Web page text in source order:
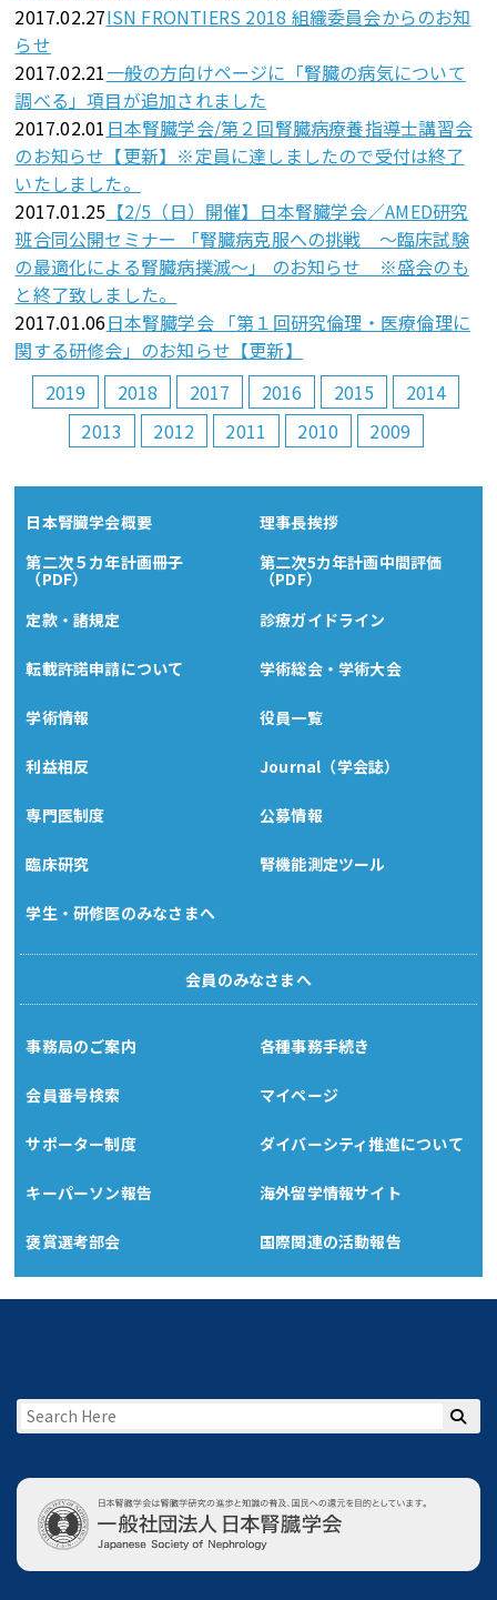
日本腎臓学会概要
理事長挨拶
第二次５カ年計画冊子
（PDF）
第二次5カ年計画中間評価
（PDF）
定款・諸規定
診療ガイドライン
転載許諾申請について 学術総会・学術大会
学術情報 役員一覧
利益相反 Journal（学会誌）
専門医制度 公募情報
臨床研究 腎機能測定ツール
学生・研修医のみなさまへ
会員のみなさまへ
事務局のご案内 各種事務手続き
会員番号検索 マイページ
サポーター制度 ダイバーシティ推進について
キーパーソン報告 海外留学情報サイト
褒賞選考部会 国際関連の活動報告
2017.02.27ISN FRONTIERS 2018 組織委員会からのお知
らせ
2017.02.21一般の方向けページに「腎臓の病気について
調べる」項目が追加されました
2017.02.01 日本腎臓学会/第２回腎臓病療養指導士講習会
のお知らせ【更新】※定員に達しましたので受付は終了
いたしました。
2017.01.25 【2/5（日）開催】日本腎臓学会／AMED研究
班合同公開セミナー 「腎臓病克服への挑戦 ～臨床試験
の最適化による腎臓病撲滅～」 のお知らせ ※盛会のも
と終了致しました。
2017.01.06日本腎臓学会 「第１回研究倫理・医療倫理に
関する研修会」のお知らせ【更新】
2019
2018 2017 2016 2015
2014
2013
2012 2011 2010 2009